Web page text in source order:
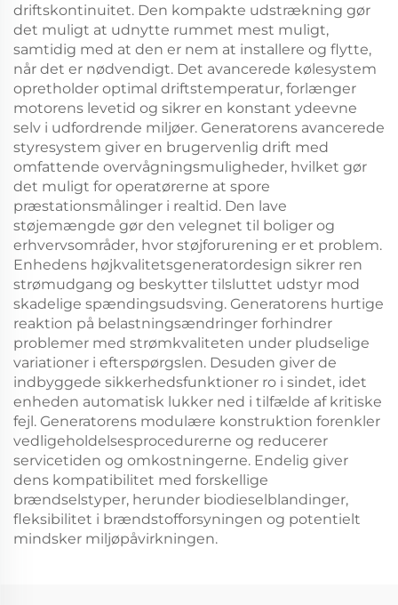
driftskontinuitet. Den kompakte udstrækning gør
det muligt at udnytte rummet mest muligt,
samtidig med at den er nem at installere og flytte,
når det er nødvendigt. Det avancerede kølesystem
opretholder optimal driftstemperatur, forlænger
motorens levetid og sikrer en konstant ydeevne
selv i udfordrende miljøer. Generatorens avancerede
styresystem giver en brugervenlig drift med
omfattende overvågningsmuligheder, hvilket gør
det muligt for operatørerne at spore
præstationsmålinger i realtid. Den lave
støjemængde gør den velegnet til boliger og
erhvervsområder, hvor støjforurening er et problem.
Enhedens højkvalitetsgeneratordesign sikrer ren
strømudgang og beskytter tilsluttet udstyr mod
skadelige spændingsudsving. Generatorens hurtige
reaktion på belastningsændringer forhindrer
problemer med strømkvaliteten under pludselige
variationer i efterspørgslen. Desuden giver de
indbyggede sikkerhedsfunktioner ro i sindet, idet
enheden automatisk lukker ned i tilfælde af kritiske
fejl. Generatorens modulære konstruktion forenkler
vedligeholdelsesprocedurerne og reducerer
servicetiden og omkostningerne. Endelig giver
dens kompatibilitet med forskellige
brændselstyper, herunder biodieselblandinger,
fleksibilitet i brændstofforsyningen og potentielt
mindsker miljøpåvirkningen.